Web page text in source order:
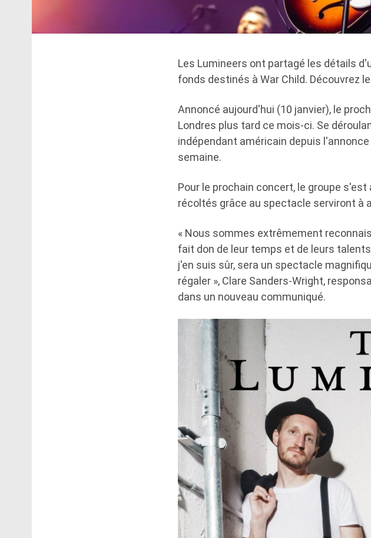
Les Lumineers ont partagé les détails
fonds destinés à War Child. Découvrez
Annoncé aujourd'hui (10 janvier), le
Londres plus tard ce mois-ci. Se
indépendant américain depuis
semaine.
Pour le prochain concert, le groupe
récoltés grâce au spectacle serviront à
« Nous sommes extrêmement
fait don de leur temps et de leurs
j'en suis sûr, sera un spectacle
régaler », Clare Sanders-Wright,
dans un nouveau communiqué.